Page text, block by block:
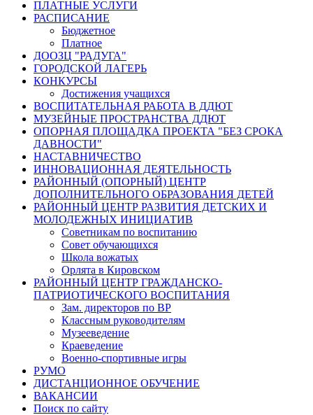
ПЛАТНЫЕ УСЛУГИ
РАСПИСАНИЕ
Бюджетное
Платное
ДООЗЦ "РАДУГА"
ГОРОДСКОЙ ЛАГЕРЬ
КОНКУРСЫ
Достижения учащихся
ВОСПИТАТЕЛЬНАЯ РАБОТА В ДДЮТ
МУЗЕЙНЫЕ ПРОСТРАНСТВА ДДЮТ
ОПОРНАЯ ПЛОЩАДКА ПРОЕКТА "БЕЗ СРОКА
ДАВНОСТИ"
НАСТАВНИЧЕСТВО
ИННОВАЦИОННАЯ ДЕЯТЕЛЬНОСТЬ
РАЙОННЫЙ (ОПОРНЫЙ) ЦЕНТР
ДОПОЛНИТЕЛЬНОГО ОБРАЗОВАНИЯ ДЕТЕЙ
РАЙОННЫЙ ЦЕНТР РАЗВИТИЯ ДЕТСКИХ И
МОЛОДЕЖНЫХ ИНИЦИАТИВ
Советникам по воспитанию
Совет обучающихся
Школа вожатых
Орлята в Кировском
РАЙОННЫЙ ЦЕНТР ГРАЖДАНСКО-
ПАТРИОТИЧЕСКОГО ВОСПИТАНИЯ
Зам. директоров по ВР
Классным руководителям
Музееведение
Краеведение
Военно-спортивные игры
РУМО
ДИСТАНЦИОННОЕ ОБУЧЕНИЕ
ВАКАНСИИ
Поиск по сайту